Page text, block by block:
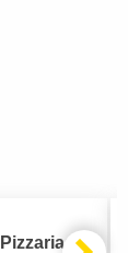
Pizzarias